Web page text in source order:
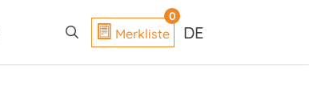
0
Merkliste DE